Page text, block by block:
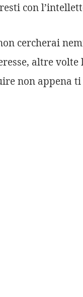
con
cercherai
altre volte
non appena